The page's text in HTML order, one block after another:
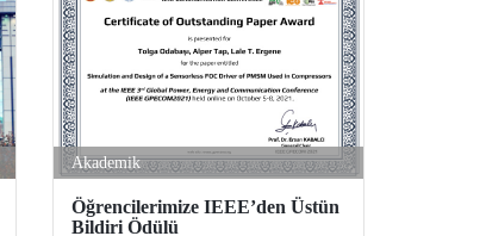
Akademik
Öğrencilerimize IEEE’den Üstün
Bildiri Ödülü